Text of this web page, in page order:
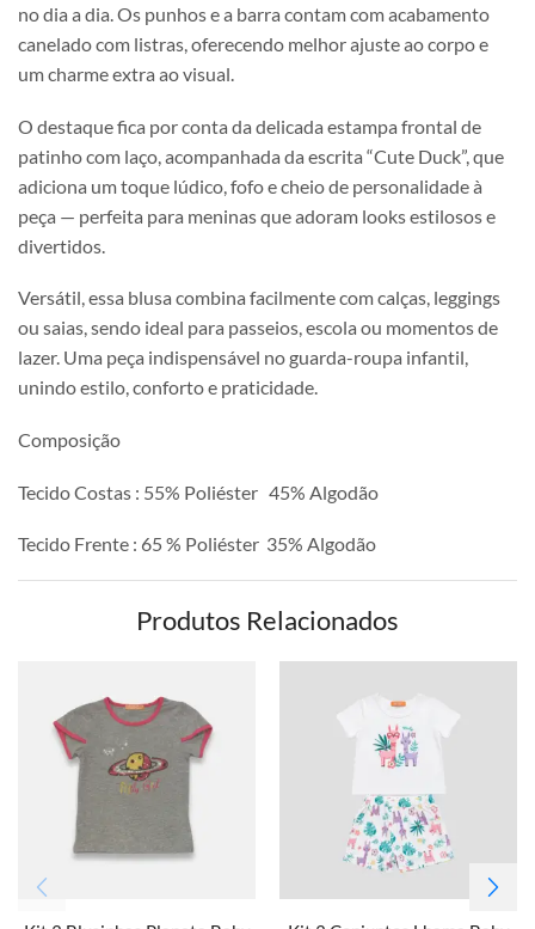
no dia a dia. Os punhos e a barra contam com acabamento
canelado com listras, oferecendo melhor ajuste ao corpo e
um charme extra ao visual.
O destaque fica por conta da delicada estampa frontal de
patinho com laço, acompanhada da escrita “Cute Duck”, que
adiciona um toque lúdico, fofo e cheio de personalidade à
peça — perfeita para meninas que adoram looks estilosos e
divertidos.
Versátil, essa blusa combina facilmente com calças, leggings
ou saias, sendo ideal para passeios, escola ou momentos de
lazer. Uma peça indispensável no guarda-roupa infantil,
unindo estilo, conforto e praticidade.
Composição
Tecido Costas : 55% Poliéster 45% Algodão
Tecido Frente : 65 % Poliéster 35% Algodão
Produtos Relacionados